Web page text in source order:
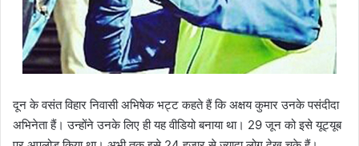
दून के वसंत विहार निवासी अभिषेक भट्ट कहते हैं कि अक्षय कुमार उनके पसंदीदा
अभिनेता हैं। उन्होंने उनके लिए ही यह वीडियो बनाया था। 29 जून को इसे यूट्यूब